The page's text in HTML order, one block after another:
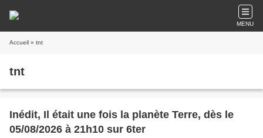
MENU
Accueil » tnt
tnt
Inédit, Il était une fois la planète Terre, dès le
05/08/2026 à 21h10 sur 6ter